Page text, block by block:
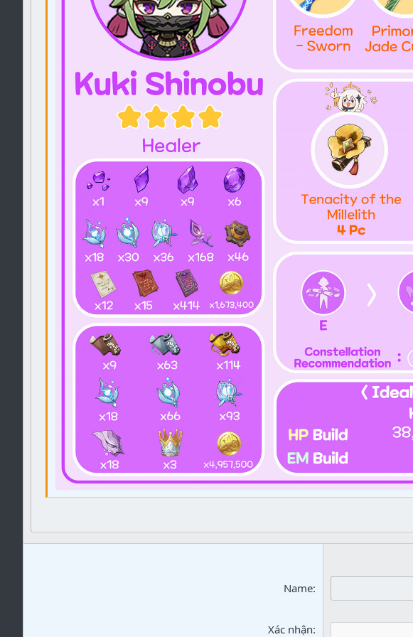
Verdana
Name
Xác nhận